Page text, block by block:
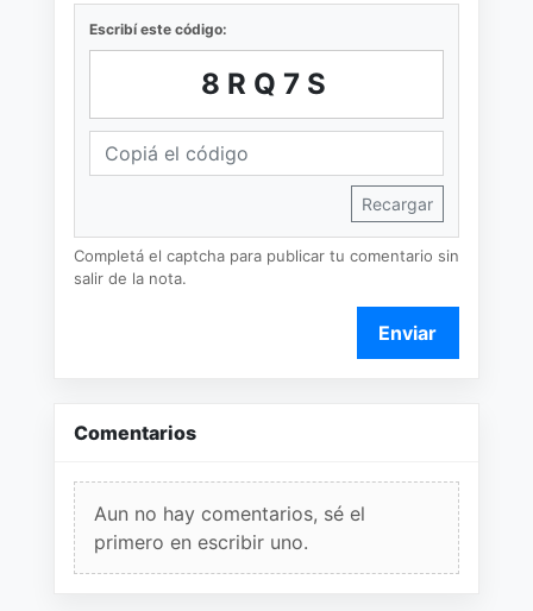
Escribí este código:
8RQ7S
Recargar
Completá el captcha para publicar tu comentario sin
salir de la nota.
Enviar
Comentarios
Aun no hay comentarios, sé el
primero en escribir uno.